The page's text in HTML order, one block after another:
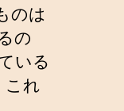
のは
の
いる
これ